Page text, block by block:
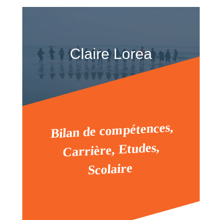
Claire Lorea
Bilan de compétences,
Carrière, Etudes,
Scolaire